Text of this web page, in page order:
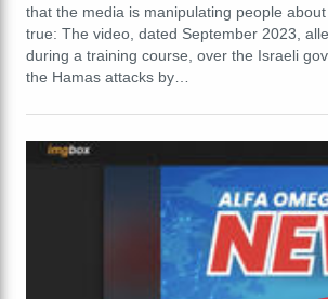
that the media is manipulating people
true: The video, dated September 2023,
during a training course, over the Israeli
the Hamas attacks by…